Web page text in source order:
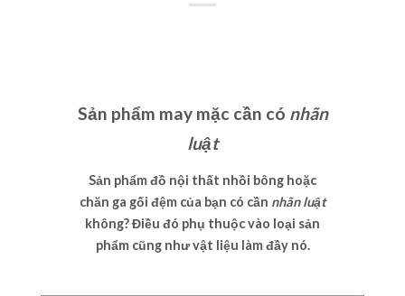
Sản phẩm may mặc cần có nhãn
luật
Sản phẩm đồ nội thất nhồi bông hoặc
chăn ga gối đệm của bạn có cần nhãn luật
không? Điều đó phụ thuộc vào loại sản
phẩm cũng như vật liệu làm đầy nó.